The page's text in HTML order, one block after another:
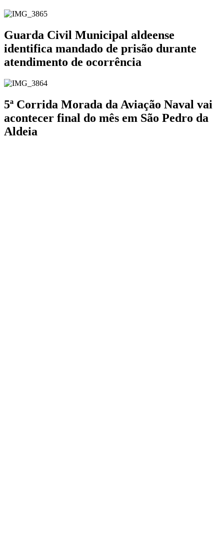
Guarda Civil Municipal aldeense
identifica mandado de prisão durante
atendimento de ocorrência
5ª Corrida Morada da Aviação Naval vai
acontecer final do mês em São Pedro da
Aldeia